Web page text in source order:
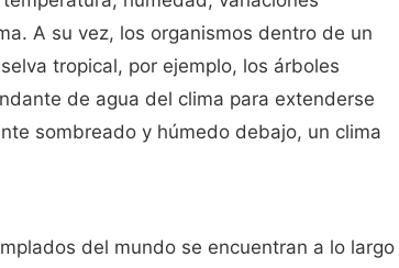
A su vez, los organismos dentro de un
tropical, por ejemplo, los árboles
de agua del clima para extenderse
sombreado y húmedo debajo, un clima
del mundo se encuentran a lo largo